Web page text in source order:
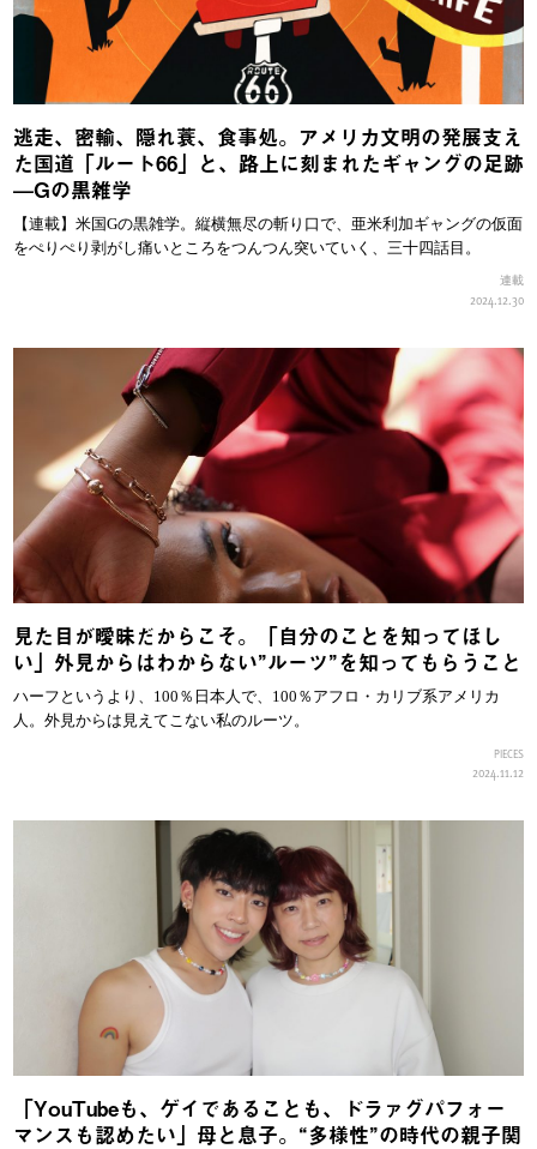
逃走、密輸、隠れ蓑、食事処。アメリカ文明の発展支え
た国道「ルート66」と、路上に刻まれたギャングの足跡
—Gの黒雑学
【連載】米国Gの黒雑学。縦横無尽の斬り口で、亜米利加ギャングの仮面
をぺりぺり剥がし痛いところをつんつん突いていく、三十四話目。
連載
2024.12.30
見た目が曖昧だからこそ。「自分のことを知ってほし
い」外見からはわからない”ルーツ”を知ってもらうこと
ハーフというより、100％日本人で、100％アフロ・カリブ系アメリカ
人。外見からは見えてこない私のルーツ。
PIECES
2024.11.12
「YouTubeも、ゲイであることも、ドラァグパフォー
マンスも認めたい」母と息子。“多様性”の時代の親子関